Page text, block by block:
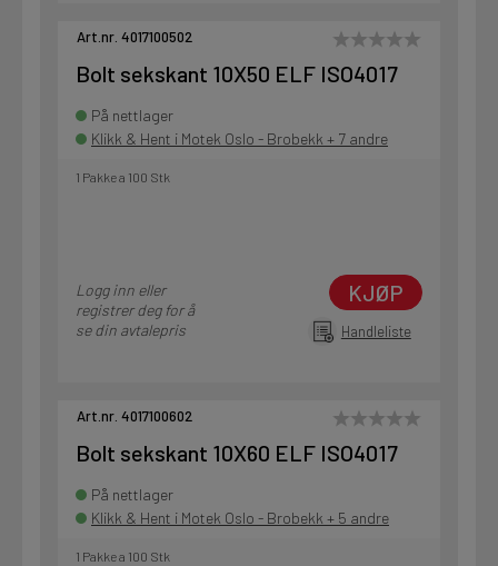
Art.nr. 4017100502
Bolt sekskant 10X50 ELF ISO4017
På nettlager
Klikk & Hent i Motek Oslo - Brobekk + 7 andre
1 Pakke a 100 Stk
Logg inn eller
registrer deg for å
se din avtalepris
KJØP
Handleliste
Art.nr. 4017100602
Bolt sekskant 10X60 ELF ISO4017
På nettlager
Klikk & Hent i Motek Oslo - Brobekk + 5 andre
1 Pakke a 100 Stk